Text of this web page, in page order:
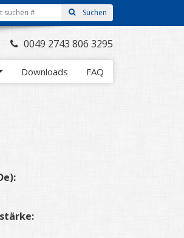
0049 2743 806 3295
Downloads FAQ